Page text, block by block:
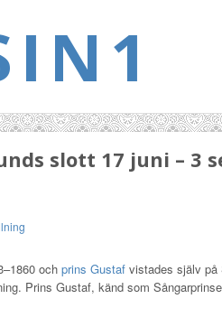
slott 17 juni – 3
och prins Gustaf vistades själv på
Prins Gustaf, känd som